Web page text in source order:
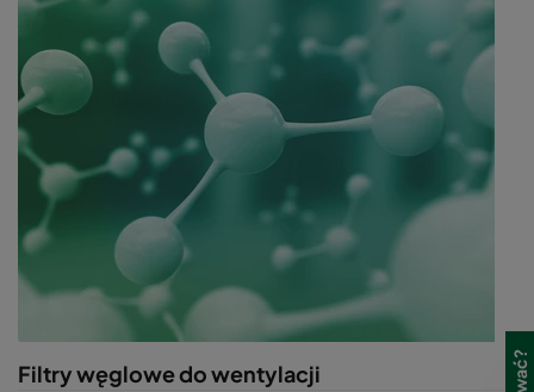
Filtry węglowe do wentylacji